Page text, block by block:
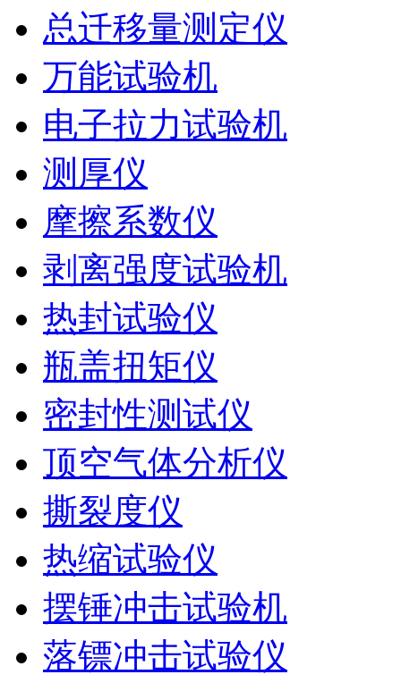
总迁移量测定仪
万能试验机
电子拉力试验机
测厚仪
摩擦系数仪
剥离强度试验机
热封试验仪
瓶盖扭矩仪
密封性测试仪
顶空气体分析仪
撕裂度仪
热缩试验仪
摆锤冲击试验机
落镖冲击试验仪